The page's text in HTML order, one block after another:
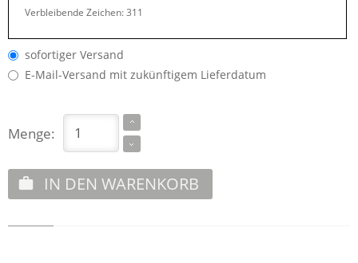
Verbleibende Zeichen: 311
sofortiger Versand
E-Mail-Versand mit zukünftigem Lieferdatum
Menge:
IN DEN WARENKORB